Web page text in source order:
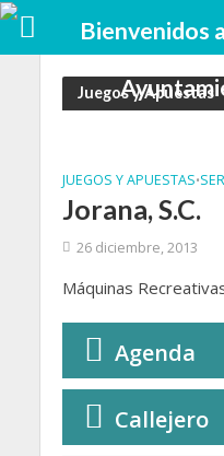
Juegos y Apuestas
JUEGOS Y APUESTAS•
Jorana, S.C.
26 diciembre, 2013
Máquinas
Agenda
Callejero